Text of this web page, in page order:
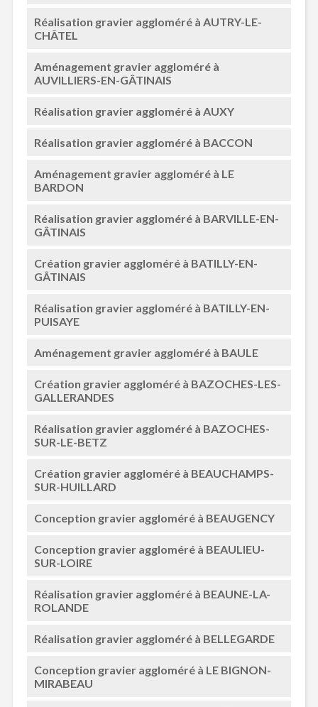
Réalisation gravier aggloméré à AUTRY-LE-
CHÂTEL
Aménagement gravier aggloméré à
AUVILLIERS-EN-GÂTINAIS
Réalisation gravier aggloméré à AUXY
Réalisation gravier aggloméré à BACCON
Aménagement gravier aggloméré à LE
BARDON
Réalisation gravier aggloméré à BARVILLE-EN-
GÂTINAIS
Création gravier aggloméré à BATILLY-EN-
GÂTINAIS
Réalisation gravier aggloméré à BATILLY-EN-
PUISAYE
Aménagement gravier aggloméré à BAULE
Création gravier aggloméré à BAZOCHES-LES-
GALLERANDES
Réalisation gravier aggloméré à BAZOCHES-
SUR-LE-BETZ
Création gravier aggloméré à BEAUCHAMPS-
SUR-HUILLARD
Conception gravier aggloméré à BEAUGENCY
Conception gravier aggloméré à BEAULIEU-
SUR-LOIRE
Réalisation gravier aggloméré à BEAUNE-LA-
ROLANDE
Réalisation gravier aggloméré à BELLEGARDE
Conception gravier aggloméré à LE BIGNON-
MIRABEAU